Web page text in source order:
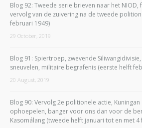
Blog 92: Tweede serie brieven naar het NIOD,
vervolg van de zuivering na de tweede
februari 1949)
29 October, 2019
Blog 91: Spiertroep, zwevende
sneuvelen, militaire begrafenis (eerste helft
20 August, 2019
Blog 90: Vervolg 2e politionele actie,
ophoepelen, banger voor ons dan voor de
Kasomálang (tweede helft januari tot en met 4